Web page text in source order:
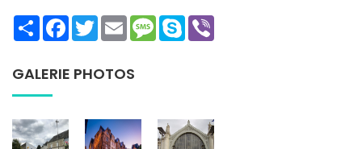
ShareFacebookTwitterEmailMessage
Skype
GALERIE PHOTOS